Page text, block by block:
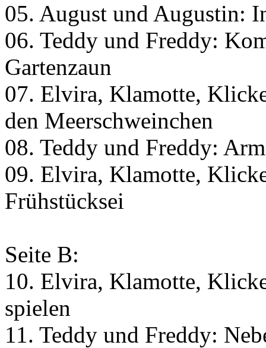
05. August und Augustin:
06. Teddy und Freddy:
Gartenzaun
07. Elvira, Klamotte,
den Meerschweinchen
08. Teddy und Freddy:
09. Elvira, Klamotte,
Frühstücksei
Seite B:
10. Elvira, Klamotte,
spielen
11. Teddy und Freddy: